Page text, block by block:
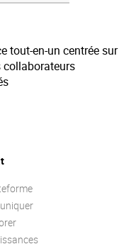
tout-en-un centrée sur